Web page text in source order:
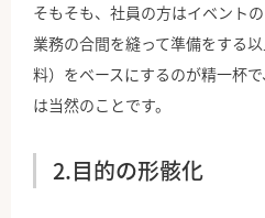
そもそも、社員の方はイベント
業務の合間を縫って準備をする
料）をベースにするのが精一杯
は当然のことです。
2.目的の形骸化